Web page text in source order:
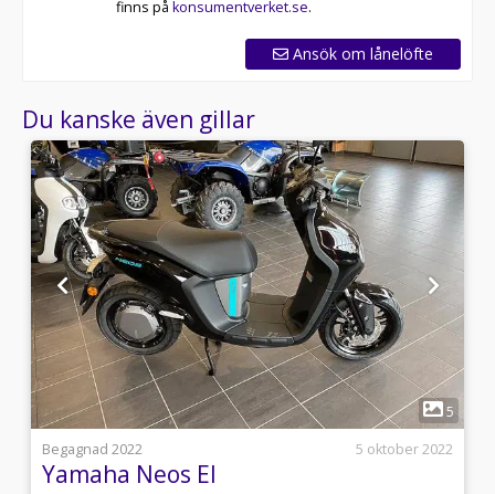
finns på konsumentverket.se.
Ansök om lånelöfte
Du kanske även gillar
1
5
Begagnad 2022
5 oktober 2022
Yamaha Neos El